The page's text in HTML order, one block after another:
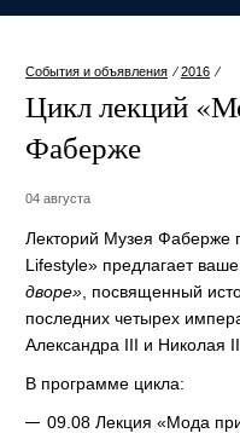
События и объявления ⁄2016 ⁄
Цикл лекций
Фаберже
04 августа
Лекторий Музея Фаберже
Lifestyle» предлагает
дворе» , посвященный
последних четырех
Александра III и Николая
В программе цикла:
09.08 Лекция «Мода